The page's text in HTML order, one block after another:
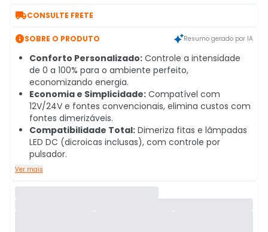
CONSULTE FRETE
SOBRE O PRODUTO Resumo gerado por IA
Conforto Personalizado: Controle a intensidade
de 0 a 100% para o ambiente perfeito,
economizando energia.
Economia e Simplicidade: Compatível com
12V/24V e fontes convencionais, elimina custos com
fontes dimerizáveis.
Compatibilidade Total: Dimeriza fitas e lâmpadas
LED DC (dicroicas inclusas), com controle por
pulsador.
Ver mais